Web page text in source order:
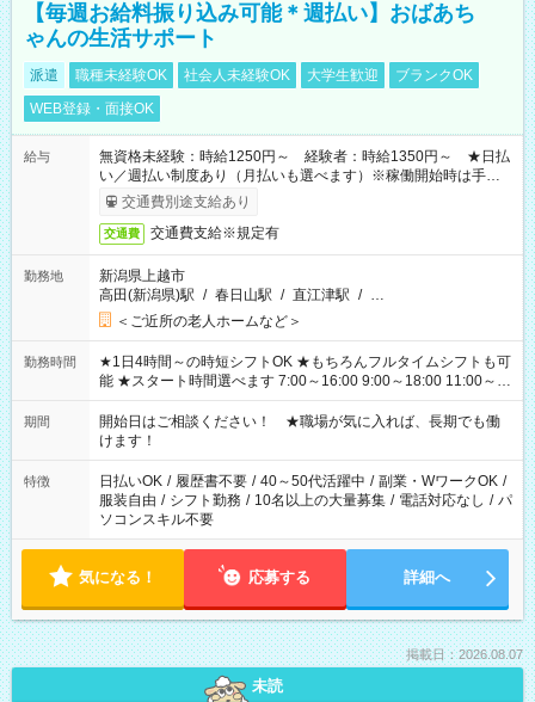
【毎週お給料振り込み可能＊週払い】おばあち
ゃんの生活サポート
派遣 職種未経験OK 社会人未経験OK 大学生歓迎
ブランクOK
WEB登録・面接OK
給与
無資格未経験：時給1250円～ 経験者：時給1350円～ ★日払
い／週払い制度あり（月払いも選べます）※稼働開始時は手続き
完了次第のお支払いとなります。
交通費別途支給あり
交通費 交通費支給※規定有
勤務地
新潟県上越市
高田(新潟県)駅 / 春日山駅 / 直江津駅 / …
＜ご近所の老人ホームなど＞
勤務時間
★1日4時間～の時短シフトOK ★もちろんフルタイムシフトも可
能 ★スタート時間選べます 7:00～16:00 9:00～18:00 11:00～
20:00 など 残業なし！ ※Wワークの場合、他のお仕事と合わせ
週40時間超の就業はご案内できません ※法令に基づき、週20時
間以上勤務は社会保険への加入対象となります ※労働者派遣法
（日雇い派遣の原則禁止）により、短時間・短期間の就業はご
案内が難しい場合があります
期間
開始日はご相談ください！ ★職場が気に入れば、長期でも働
けます！
特徴 日払いOK / 履歴書不要 / 40～50代活躍中 / 副業・WワークOK /
服装自由 / シフト勤務 / 10名以上の大量募集 / 電話対応なし / パ
ソコンスキル不要
気になる！ 応募する 詳細へ
掲載日：2026.08.07
未読